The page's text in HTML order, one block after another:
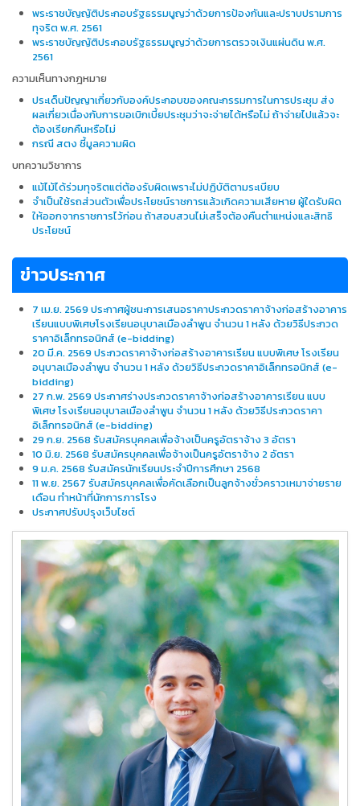
พระราชบัญญัติประกอบรัฐธรรมนูญว่าด้วยการป้องกันและปราบปรามการ
ทุจริต พ.ศ. 2561
พระราชบัญญัติประกอบรัฐธรรมนูญว่าด้วยการตรวจเงินแผ่นดิน พ.ศ.
2561
ความเห็นทางกฎหมาย
ประเด็นปัญญาเกี่ยวกับองค์ประกอบของคณะกรรมการในการประชุม ส่ง
ผลเกี่ยวเนื่องกับการขอเบิกเบี้ยประชุมว่าจะจ่ายได้หรือไม่ ถ้าจ่ายไปแล้วจะ
ต้องเรียกคืนหรือไม่
กรณี สตง ชี้มูลความผิด
บทความวิชาการ
แม้ไม้ได้ร่วมทุจริตแต่ต้องรับผิดเพราะไม่ปฏิบัติตามระเบียบ
จำเป็นใช้รถส่วนตัวเพื่อประโยชน์ราชการแล้วเกิดความเสียหาย ผู้ใดรับผิด
ให้ออกจากราชการไว้ก่อน ถ้าสอบสวนไม่เสร็จต้องคืนตำแหน่งและสิทธิ
ประโยชน์
ข่าวประกาศ
7 เม.ย. 2569 ประกาศผู้ชนะการเสนอราคาประกวดราคาจ้างก่อสร้างอาคาร
เรียนแบบพิเศษโรงเรียนอนุบาลเมืองลำพูน จำนวน 1 หลัง ด้วยวิธีประกวด
ราคาอิเล็กทรอนิกส์ (e-bidding)
20 มี.ค. 2569 ประกวดราคาจ้างก่อสร้างอาคารเรียน แบบพิเศษ โรงเรียน
อนุบาลเมืองลําพูน จํานวน 1 หลัง ด้วยวิธีประกวดราคาอิเล็กทรอนิกส์ (e-
bidding)
27 ก.พ. 2569 ประกาศร่างประกวดราคาจ้างก่อสร้างอาคารเรียน แบบ
พิเศษ โรงเรียนอนุบาลเมืองลําพูน จํานวน 1 หลัง ด้วยวิธีประกวดราคา
อิเล็กทรอนิกส์ (e-bidding)
29 ก.ย. 2568 รับสมัครบุคคลเพื่อจ้างเป็นครูอัตราจ้าง 3 อัตรา
10 มิ.ย. 2568 รับสมัครบุคคลเพื่อจ้างเป็นครูอัตราจ้าง 2 อัตรา
9 ม.ค. 2568 รับสมัครนักเรียนประจำปีการศึกษา 2568
11 พ.ย. 2567 รับสมัครบุคคลเพื่อคัดเลือกเป็นลูกจ้างชั่วคราวเหมาจ่ายราย
เดือน ทำหน้าที่นักการภารโรง
ประกาศปรับปรุงเว็บไซต์